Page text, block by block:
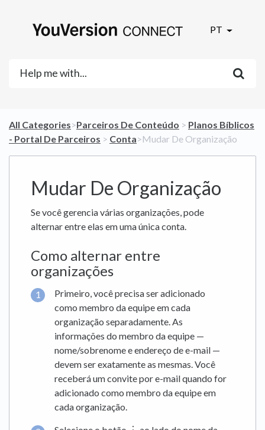
PT
All Categories​>​​Parceiros De Conteúdo ​ > ​ ​Planos Bíblicos
- Portal De Parceiros ​ > ​ ​Conta​>​ Mudar De Organização
Mudar De Organização
Se você gerencia várias organizações, pode
alternar entre elas em uma única conta.
Como alternar entre
organizações
Primeiro, você precisa ser adicionado
como membro da equipe em cada
organização separadamente. As
informações do membro da equipe —
nome/sobrenome e endereço de e-mail —
devem ser exatamente as mesmas. Você
receberá um convite por e-mail quando for
adicionado como membro da equipe em
cada organização.